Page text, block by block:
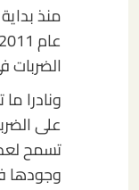
منذ
الضربات
ونادرا
على
تسمح
وجودها